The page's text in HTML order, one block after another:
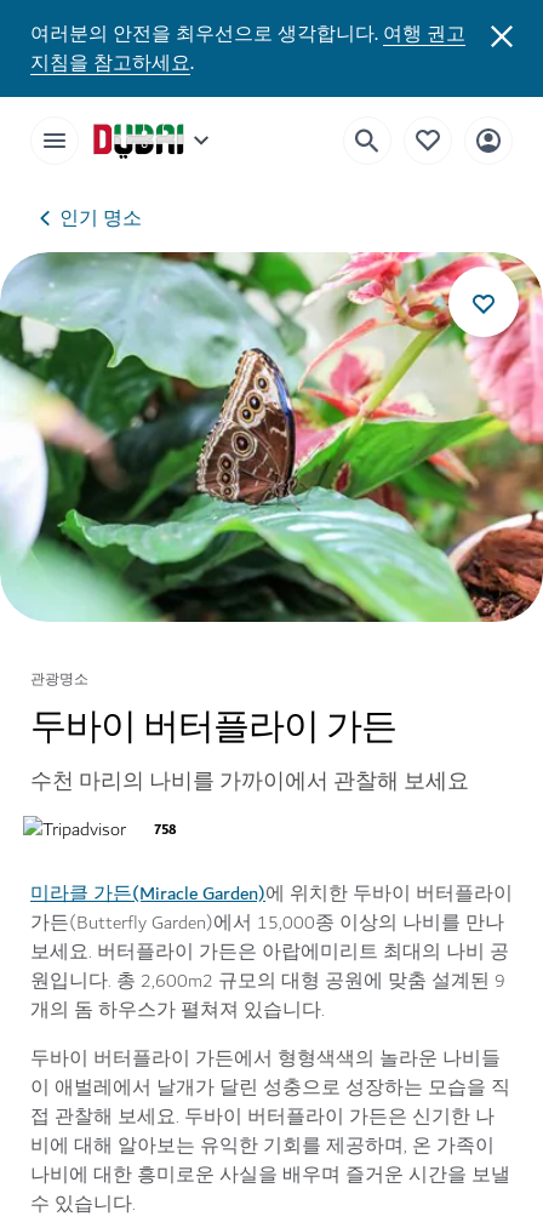
여러분의 안전을 최우선으로 생각합니다.여행 권고
지침을 참고하세요.
인기 명소
관광명소
두바이 버터플라이 가든
수천 마리의 나비를 가까이에서 관찰해 보세요
758
미라클 가든(Miracle Garden)에 위치한 두바이 버터플라이
가든(Butterfly Garden)에서 15,000종 이상의 나비를 만나
보세요. 버터플라이 가든은 아랍에미리트 최대의 나비 공
원입니다. 총 2,600m2 규모의 대형 공원에 맞춤 설계된 9
개의 돔 하우스가 펼쳐져 있습니다.
두바이 버터플라이 가든에서 형형색색의 놀라운 나비들
이 애벌레에서 날개가 달린 성충으로 성장하는 모습을 직
접 관찰해 보세요. 두바이 버터플라이 가든은 신기한 나
비에 대해 알아보는 유익한 기회를 제공하며, 온 가족이
나비에 대한 흥미로운 사실을 배우며 즐거운 시간을 보낼
수 있습니다.